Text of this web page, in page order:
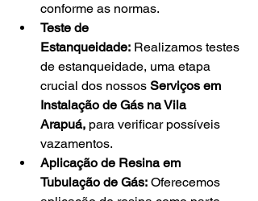
conforme as normas.
Teste de
Estanqueidade: Realizamos testes
de estanqueidade, uma etapa
crucial dos nossos Serviços em
Instalação de Gás na Vila
Arapuá, para verificar possíveis
vazamentos.
Aplicação de Resina em
Tubulação de Gás: Oferecemos